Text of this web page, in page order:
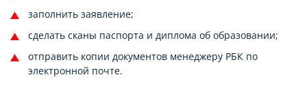
заполнить заявление;
сделать сканы паспорта и диплома об образовании;
отправить копии документов менеджеру РБК по
электронной почте.